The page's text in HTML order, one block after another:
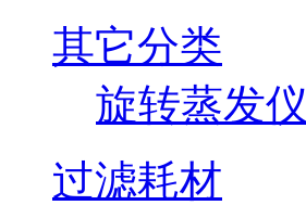
其它分类
旋转蒸发仪
过滤耗材